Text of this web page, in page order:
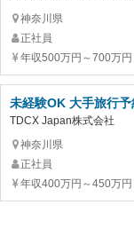
神奈川県
正社員
年収500万円～700万円
未経験OK 大手旅行
TDCX Japan株式会社
神奈川県
正社員
年収400万円～450万円